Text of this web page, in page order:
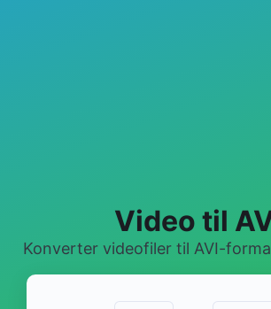
Video til
Konverter videofiler til AVI-